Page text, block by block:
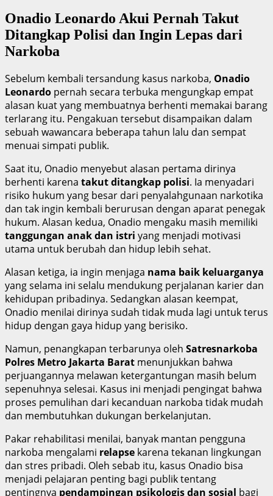
Onadio Leonardo Akui Pernah Takut
Ditangkap Polisi dan Ingin Lepas dari
Narkoba
Sebelum kembali tersandung kasus narkoba, Onadio
Leonardo pernah secara terbuka mengungkap empat
alasan kuat yang membuatnya berhenti memakai barang
terlarang itu. Pengakuan tersebut disampaikan dalam
sebuah wawancara beberapa tahun lalu dan sempat
menuai simpati publik.
Saat itu, Onadio menyebut alasan pertama dirinya
berhenti karena takut ditangkap polisi. Ia menyadari
risiko hukum yang besar dari penyalahgunaan narkotika
dan tak ingin kembali berurusan dengan aparat penegak
hukum. Alasan kedua, Onadio mengaku masih memiliki
tanggungan anak dan istri yang menjadi motivasi
utama untuk berubah dan hidup lebih sehat.
Alasan ketiga, ia ingin menjaga nama baik keluarganya
yang selama ini selalu mendukung perjalanan karier dan
kehidupan pribadinya. Sedangkan alasan keempat,
Onadio menilai dirinya sudah tidak muda lagi untuk terus
hidup dengan gaya hidup yang berisiko.
Namun, penangkapan terbarunya oleh Satresnarkoba
Polres Metro Jakarta Barat menunjukkan bahwa
perjuangannya melawan ketergantungan masih belum
sepenuhnya selesai. Kasus ini menjadi pengingat bahwa
proses pemulihan dari kecanduan narkoba tidak mudah
dan membutuhkan dukungan berkelanjutan.
Pakar rehabilitasi menilai, banyak mantan pengguna
narkoba mengalami relapse karena tekanan lingkungan
dan stres pribadi. Oleh sebab itu, kasus Onadio bisa
menjadi pelajaran penting bagi publik tentang
pentingnya pendampingan psikologis dan sosial bagi